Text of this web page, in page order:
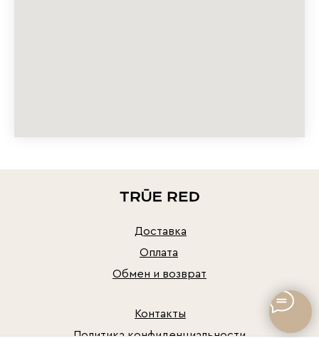
Доставка
Оплата
Контакты
Политика конфиденциальности
Обмен и возврат